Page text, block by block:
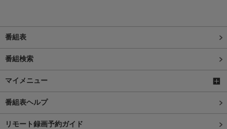
番組表
番組検索
マイメニュー
番組表ヘルプ
リモート録画予約ガイド